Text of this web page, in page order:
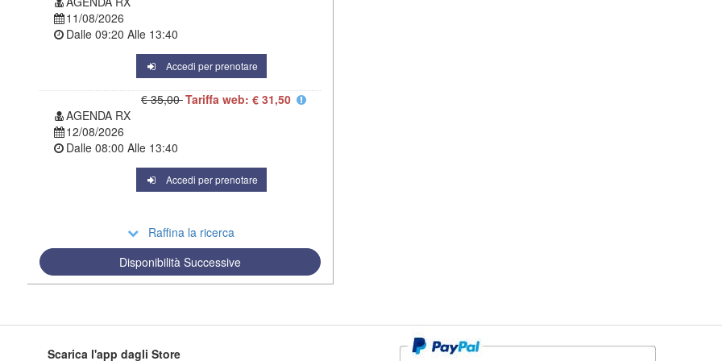
11/08/2026
Dalle 09:20 Alle 13:40
Accedi per prenotare
€ 35,00Tariffa web: € 31,50
AGENDA RX
12/08/2026
Dalle 08:00 Alle 13:40
Accedi per prenotare
Raffina la ricerca
Disponibilità Successive
Scarica l'app dagli Store